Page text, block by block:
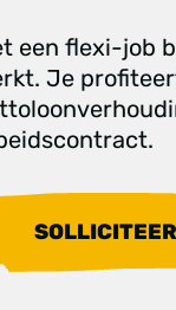
een flexi-job
Je